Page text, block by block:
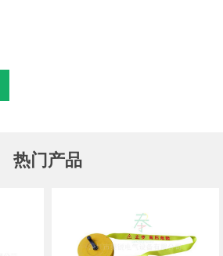
热门产品